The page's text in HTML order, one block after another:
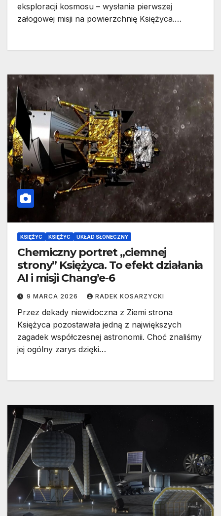
eksploracji kosmosu – wysłania pierwszej
załogowej misji na powierzchnię Księżyca.…
KSIĘŻYC KSIĘŻYC UKŁAD SŁONECZNY
Chemiczny portret „ciemnej
strony” Księżyca. To efekt działania
AI i misji Chang’e-6
9 MARCA 2026 RADEK KOSARZYCKI
Przez dekady niewidoczna z Ziemi strona
Księżyca pozostawała jedną z największych
zagadek współczesnej astronomii. Choć znaliśmy
jej ogólny zarys dzięki…